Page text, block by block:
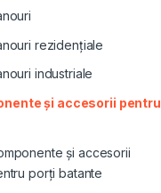
rezidenţiale
industriale
și accesorii pentru
și accesorii
porți batante